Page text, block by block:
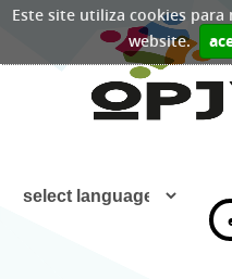
Este site utiliza cookies
website.